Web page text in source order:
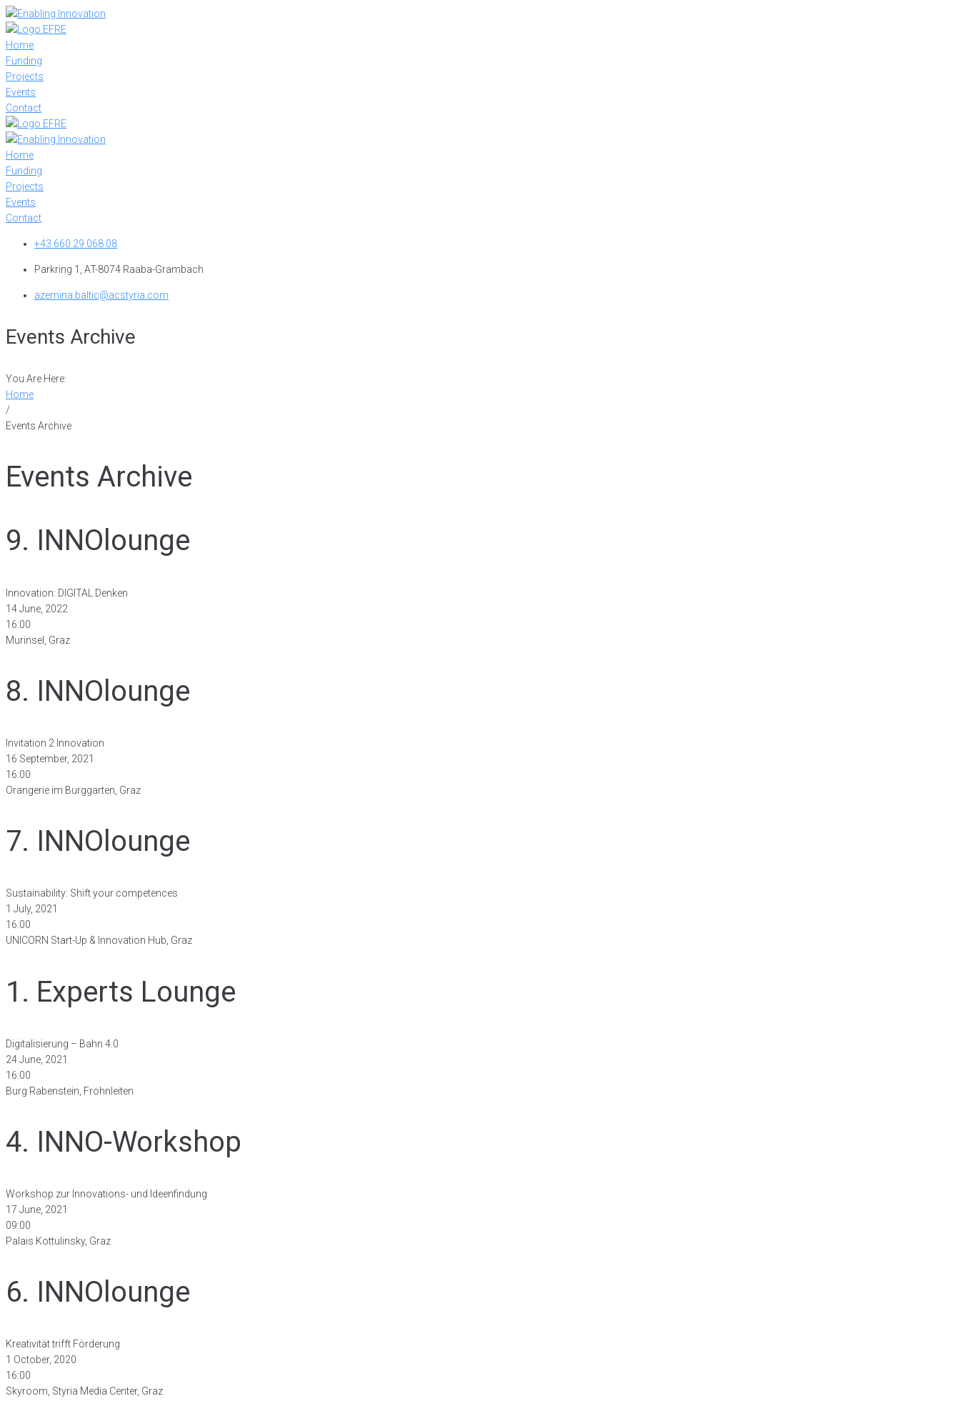
Skip
to
content
Home
Funding
Projects
Events
Contact
Home
Funding
Projects
Events
Contact
+43 660 29 068 08
Parkring 1, AT-8074 Raaba-Grambach
azemina.baltic@acstyria.com
Events Archive
You Are Here:
Home
/
Events Archive
Events Archive
9. INNOlounge
Innovation: DIGITAL Denken
14 June, 2022
16:00
Murinsel, Graz
8. INNOlounge
Invitation 2 Innovation
16 September, 2021
16:00
Orangerie im Burggarten, Graz
7. INNOlounge
Sustainability: Shift your competences
1 July, 2021
16:00
UNICORN Start-Up & Innovation Hub, Graz
1. Experts Lounge
Digitalisierung – Bahn 4.0
24 June, 2021
16:00
Burg Rabenstein, Frohnleiten
4. INNO-Workshop
Workshop zur Innovations- und Ideenfindung
17 June, 2021
09:00
Palais Kottulinsky, Graz
6. INNOlounge
Kreativität trifft Förderung
1 October, 2020
16:00
Skyroom, Styria Media Center, Graz